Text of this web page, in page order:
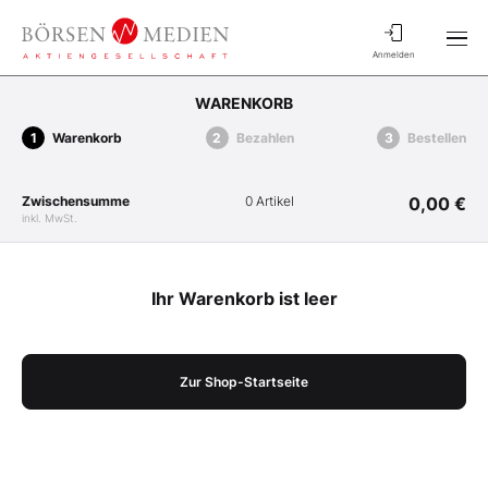
Anmelden
WARENKORB
Warenkorb Bezahlen Bestellen
Zwischensumme
inkl. MwSt.
0 Artikel 0,00 €
Ihr Warenkorb ist leer
Zur Shop-Startseite